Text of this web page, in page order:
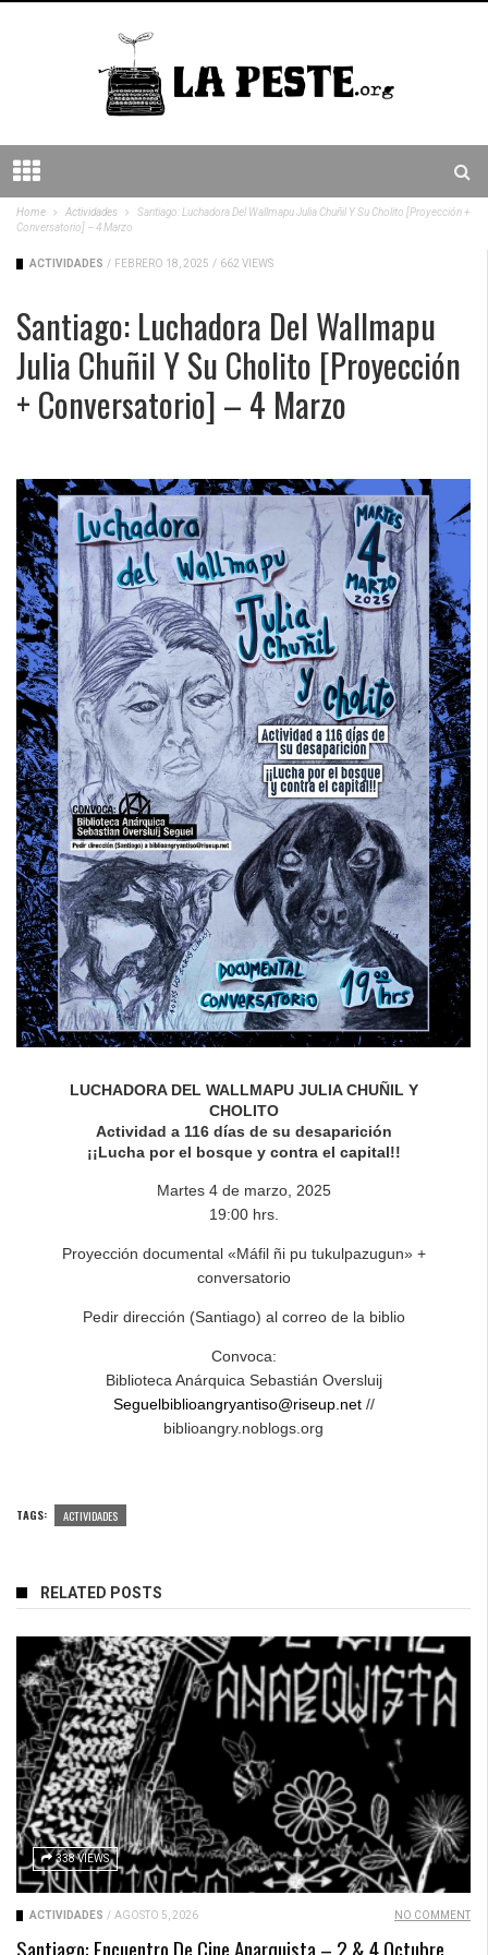
Home Actividades
Santiago: Luchadora Del Wallmapu Julia Chuñil Y Su Cholito [proyección +
Conversatorio] – 4 Marzo
ACTIVIDADES / FEBRERO 18, 2025 / 662 VIEWS
Santiago: Luchadora Del Wallmapu
Julia Chuñil Y Su Cholito [proyección
+ Conversatorio] – 4 Marzo
LUCHADORA DEL WALLMAPU JULIA CHUÑIL Y
CHOLITO
Actividad a 116 días de su desaparición
¡¡Lucha por el bosque y contra el capital!!
Martes 4 de marzo, 2025
19:00 hrs.
Proyección documental «Máfil ñi pu tukulpazugun» +
conversatorio
Pedir dirección (Santiago) al correo de la biblio
Convoca:
Biblioteca Anárquica Sebastián Oversluij
Seguelbiblioangryantiso@riseup.net//
biblioangry.noblogs.org
TAGS: ACTIVIDADES
RELATED POSTS
338 VIEWS
ACTIVIDADES / AGOSTO 5, 2026 NO COMMENT
Santiago: Encuentro De Cine Anarquista – 2 & 4 Octubre